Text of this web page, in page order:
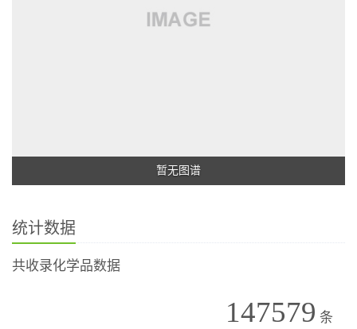
暂无图谱
统计数据
共收录化学品数据
147579 条